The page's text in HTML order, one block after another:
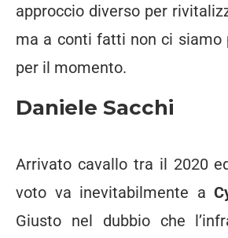
approccio diverso per
ma a conti fatti non ci siamo
per il momento.
Daniele Sacchi
Arrivato cavallo tra il 2020
voto va inevitabilmente a
Giusto nel dubbio che